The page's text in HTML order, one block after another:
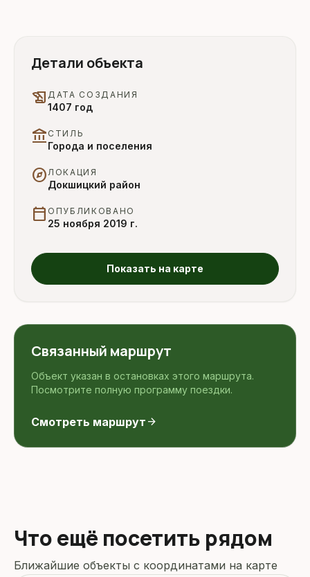
Детали объекта
history_edu ДАТА СОЗДАНИЯ
1407 год
account_balance СТИЛЬ
Города и поселения
explore ЛОКАЦИЯ
Докшицкий район
calendar_today ОПУБЛИКОВАНО
25 ноября 2019 г.
Показать на карте
Связанный маршрут
Объект указан в остановках этого маршрута.
Посмотрите полную программу поездки.
Смотреть маршрут arrow_forward
Что ещё посетить рядом
Ближайшие объекты с координатами на карте